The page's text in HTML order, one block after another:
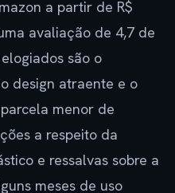
a partir de R$
avaliação de 4,7 de
são o
design atraente e o
menor de
a respeito da
e ressalvas sobre a
meses de uso